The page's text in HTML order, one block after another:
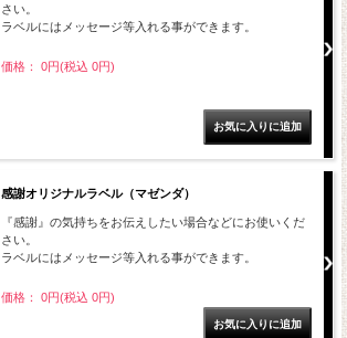
さい。
ラベルにはメッセージ等入れる事ができます。
価格： 0円(税込 0円)
感謝オリジナルラベル（マゼンダ）
『感謝』の気持ちをお伝えしたい場合などにお使いくだ
さい。
ラベルにはメッセージ等入れる事ができます。
価格： 0円(税込 0円)